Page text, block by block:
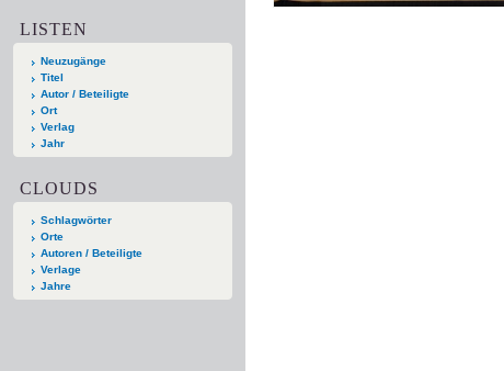
LISTEN
Neuzugänge
Titel
Autor / Beteiligte
Ort
Verlag
Jahr
CLOUDS
Schlagwörter
Orte
Autoren / Beteiligte
Verlage
Jahre